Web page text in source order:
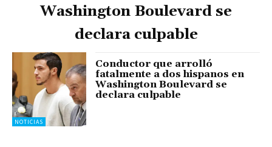
Washington Boulevard se
declara culpable
NOTICIAS
Conductor que arrolló
fatalmente a dos hispanos en
Washington Boulevard se
declara culpable